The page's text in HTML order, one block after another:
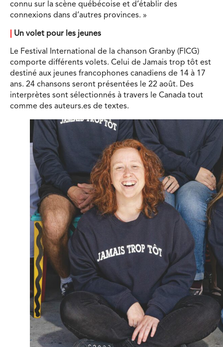
connu sur la scène québécoise et d’établir des
connexions dans d’autres provinces. »
Un volet pour les jeunes
Le Festival International de la chanson Granby (FICG)
comporte différents volets. Celui de Jamais trop tôt est
destiné aux jeunes francophones canadiens de 14 à 17
ans. 24 chansons seront présentées le 22 août. Des
interprètes sont sélectionnés à travers le Canada tout
comme des auteurs.es de textes.